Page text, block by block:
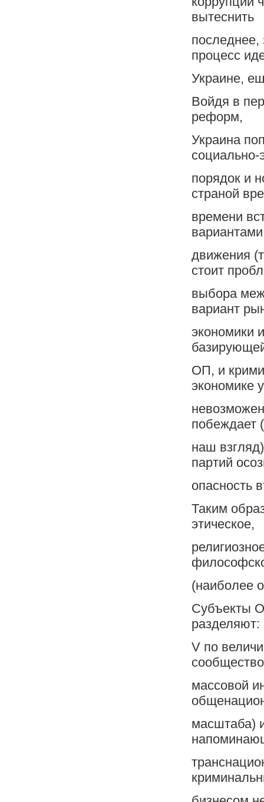
вытеснить
последнее,
процесс
Украине,
Войдя в
реформ,
Украина
социально-
порядок и
страной
времени
движения
стоит
выбора
вариант
экономики
ОП, и
экономике
побеждает
наш
партий
опасность
Таким
этическое,
(наиболее
Субъекты
разделяют:
V по
массовой
масштаба)